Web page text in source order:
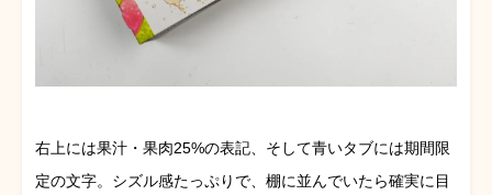
右上には果汁・果肉25%の表記、そして青いタブには期間限
定の文字。シズル感たっぷりで、棚に並んでいたら確実に目